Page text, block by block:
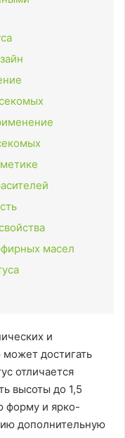
масел
и
может достигать
отличается
высоты до 1,5
форму и ярко-
дополнительную